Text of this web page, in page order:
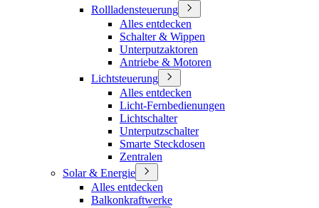
Rollladensteuerung
Alles entdecken
Schalter & Wippen
Unterputzaktoren
Antriebe & Motoren
Lichtsteuerung
Alles entdecken
Licht-Fernbedienungen
Lichtschalter
Unterputzschalter
Smarte Steckdosen
Zentralen
Solar & Energie
Alles entdecken
Balkonkraftwerke